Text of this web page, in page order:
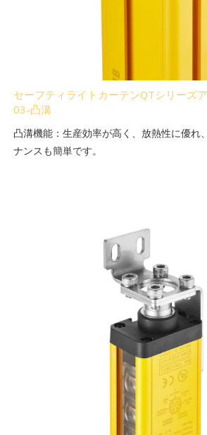
セーフティライトカーテンQTシリーズ
03-凸溝
凸溝機能：生産効率が高く、放熱性に優れ
ナンスも簡単です。